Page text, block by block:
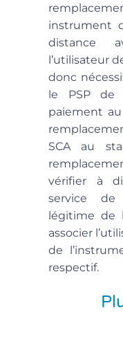
instrument
distance
l’utilisateur
donc
le PSP de
paiement
SCA au
vérifier à
service de
légitime de
associer
de
respectif.